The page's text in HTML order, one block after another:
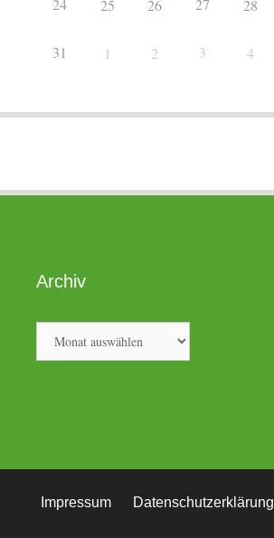
24 25 26 27 28
31 1 2 3 4
Archiv
Archiv
Impressum Datenschutzerklärung